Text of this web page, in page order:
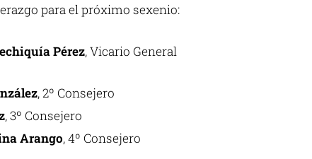
para el próximo sexenio:
Pérez, Vicario General
, 2º Consejero
, 3º Consejero
Arango, 4º Consejero